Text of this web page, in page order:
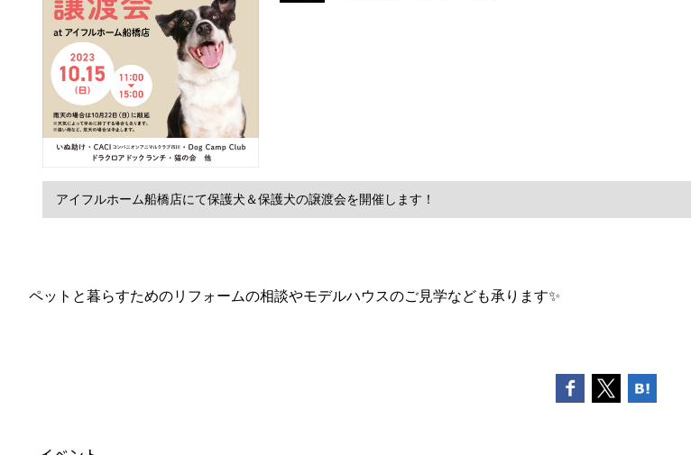
アイフルホーム船橋店にて保護犬＆保護犬の譲渡会を開催します！
ペットと暮らすためのリフォームの相談やモデルハウスのご見学なども承ります✨